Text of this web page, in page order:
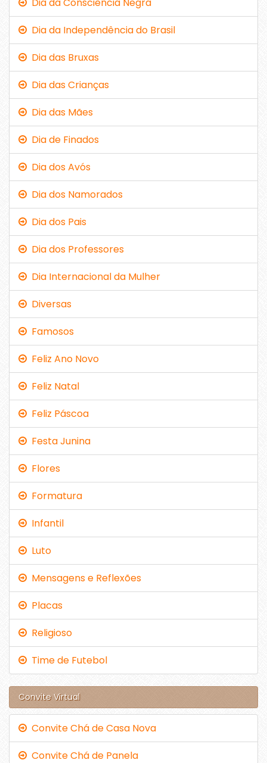
Dia da Independência do Brasil
Dia das Bruxas
Dia das Crianças
Dia das Mães
Dia de Finados
Dia dos Avós
Dia dos Namorados
Dia dos Pais
Dia dos Professores
Dia Internacional da Mulher
Diversas
Famosos
Feliz Ano Novo
Feliz Natal
Feliz Páscoa
Festa Junina
Flores
Formatura
Infantil
Luto
Mensagens e Reflexões
Placas
Religioso
Time de Futebol
Convite Virtual
Convite Chá de Casa Nova
Convite Chá de Panela